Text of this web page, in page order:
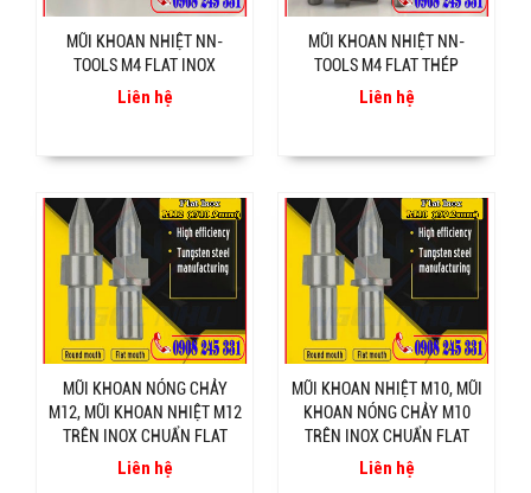
MŨI KHOAN NHIỆT NN-
TOOLS M4 FLAT INOX
Liên hệ
MŨI KHOAN NHIỆT NN-
TOOLS M4 FLAT THÉP
Liên hệ
MŨI KHOAN NÓNG CHẢY
M12, MŨI KHOAN NHIỆT M12
TRÊN INOX CHUẨN FLAT
Liên hệ
MŨI KHOAN NHIỆT M10, MŨI
KHOAN NÓNG CHẢY M10
TRÊN INOX CHUẨN FLAT
Liên hệ